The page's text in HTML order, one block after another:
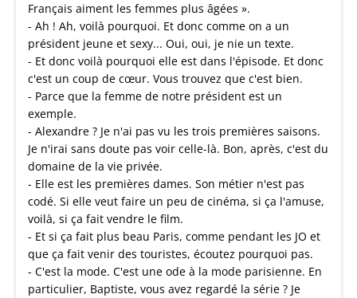
Français aiment les femmes plus âgées ».
- Ah ! Ah, voilà pourquoi. Et donc comme on a un
président jeune et sexy... Oui, oui, je nie un texte.
- Et donc voilà pourquoi elle est dans l'épisode. Et donc
c'est un coup de cœur. Vous trouvez que c'est bien.
- Parce que la femme de notre président est un
exemple.
- Alexandre ? Je n'ai pas vu les trois premières saisons.
Je n'irai sans doute pas voir celle-là. Bon, après, c'est du
domaine de la vie privée.
- Elle est les premières dames. Son métier n'est pas
codé. Si elle veut faire un peu de cinéma, si ça l'amuse,
voilà, si ça fait vendre le film.
- Et si ça fait plus beau Paris, comme pendant les JO et
que ça fait venir des touristes, écoutez pourquoi pas.
- C'est la mode. C'est une ode à la mode parisienne. En
particulier, Baptiste, vous avez regardé la série ? Je